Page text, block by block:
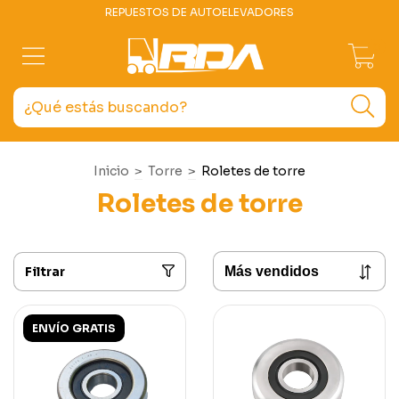
REPUESTOS DE AUTOELEVADORES
Inicio > Torre > Roletes de torre
Roletes de torre
Filtrar
ENVÍO GRATIS